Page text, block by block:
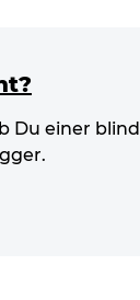
Du einer